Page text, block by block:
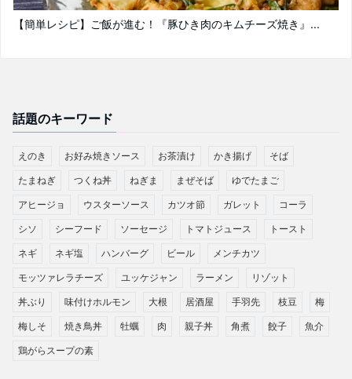
【簡単レシピ】ご飯が進む！『豚ひき肉のキムチーズ焼き』...
話題のキーワード
えのき お好み焼きソース お茶漬け かき揚げ そば
たまねぎ つくね丼 ねぎま まぜそば ゆでたまご
アヒージョ ウスターソース カツオ節 ガレット コーラ
シソ シーフード ソーセージ トマトジュース トースト
ネギ ネギ塩 ハンバーグ ビール メンチカツ
モッツァレラチーズ ユッケジャン ラーメン リゾット
丼ぶり 味付けホルモン 大根 居酒屋 手羽先 枝豆 梅
梅しそ 焼き鳥丼 牡蠣 肉 親子丼 角煮 餃子 魚介
鶏がらスープの素